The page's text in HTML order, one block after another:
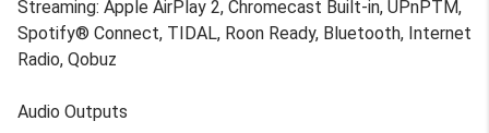
Streaming: Apple AirPlay 2, Chromecast Built-in, UPnPTM,
Spotify® Connect, TIDAL, Roon Ready, Bluetooth, Internet
Radio, Qobuz
Audio Outputs